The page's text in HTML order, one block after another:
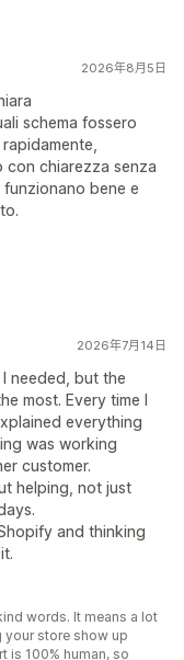
2026年8月5日
schema fossero
chiarezza senza
bene e
2026年7月14日
needed, but the
most. Every time I
everything
was working
customer.
helping, not just
and thinking
words. It means a lot
your store show up
is 100% human, so